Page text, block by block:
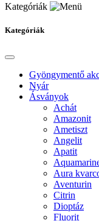
Kategóriák
Kategóriák
Gyöngymentő
Nyár
Ásványok
Achát
Amazonit
Ametiszt
Angelit
Apatit
Aura
Aventurin
Citrin
Dioptáz
Fluorit